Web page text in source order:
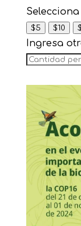
$5 $10
Ingresa